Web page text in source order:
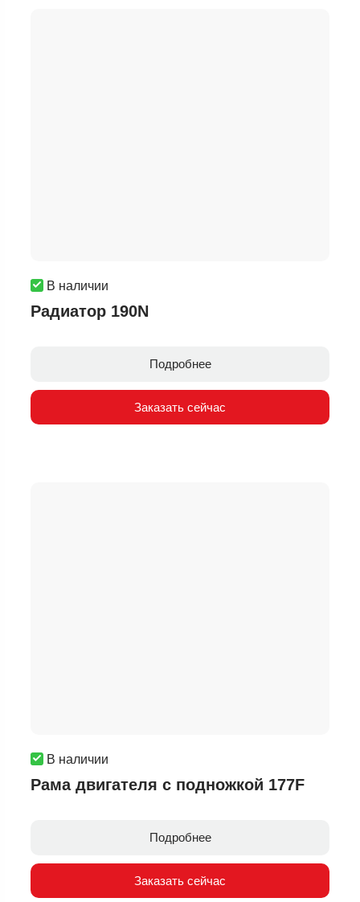
В наличии
Радиатор 190N
Подробнее
Заказать сейчас
В наличии
Рама двигателя с подножкой 177F
Подробнее
Заказать сейчас